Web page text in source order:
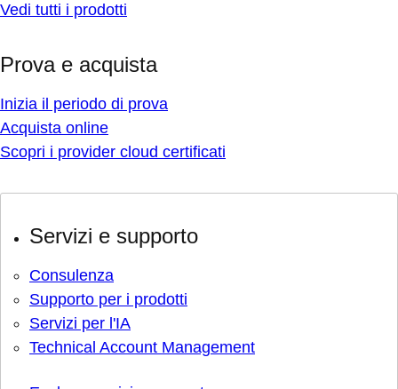
Vedi tutti i prodotti
Prova e acquista
Inizia il periodo di prova
Acquista online
Scopri i provider cloud certificati
Servizi e supporto
Consulenza
Supporto per i prodotti
Servizi per l'IA
Technical Account Management